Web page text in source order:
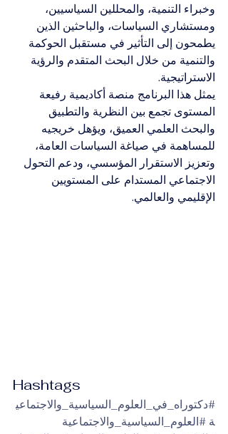
وخبراء التنمية، والمحللين السياسيين،
ومستشاري السياسات، والباحثين الذين
يطمحون إلى التأثير في مستقبل الحوكمة
والتنمية من خلال البحث المتقدم والرؤية
الاستراتيجية.
يمثل هذا البرنامج منصة أكاديمية رفيعة
المستوى تجمع بين النظرية والتطبيق
والبحث العلمي العميق، ويؤهل خريجيه
للمساهمة في صياغة السياسات العامة،
وتعزيز الاستقرار المؤسسي، ودعم التحول
الاجتماعي المستدام على المستويين
الإقليمي والعالمي.
Hashtags
#دكتوراه_في_العلوم_السياسية_والاجتماعي
ة #العلوم_السياسية_والاجتماعية